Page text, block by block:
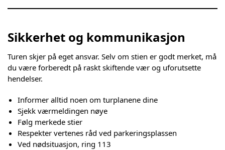
Sikkerhet og kommunikasjon
Turen skjer på eget ansvar. Selv om stien er godt merket, må
du være forberedt på raskt skiftende vær og uforutsette
hendelser.
Informer alltid noen om turplanene dine
Sjekk værmeldingen nøye
Følg merkede stier
Respekter vertenes råd ved parkeringsplassen
Ved nødsituasjon, ring 113